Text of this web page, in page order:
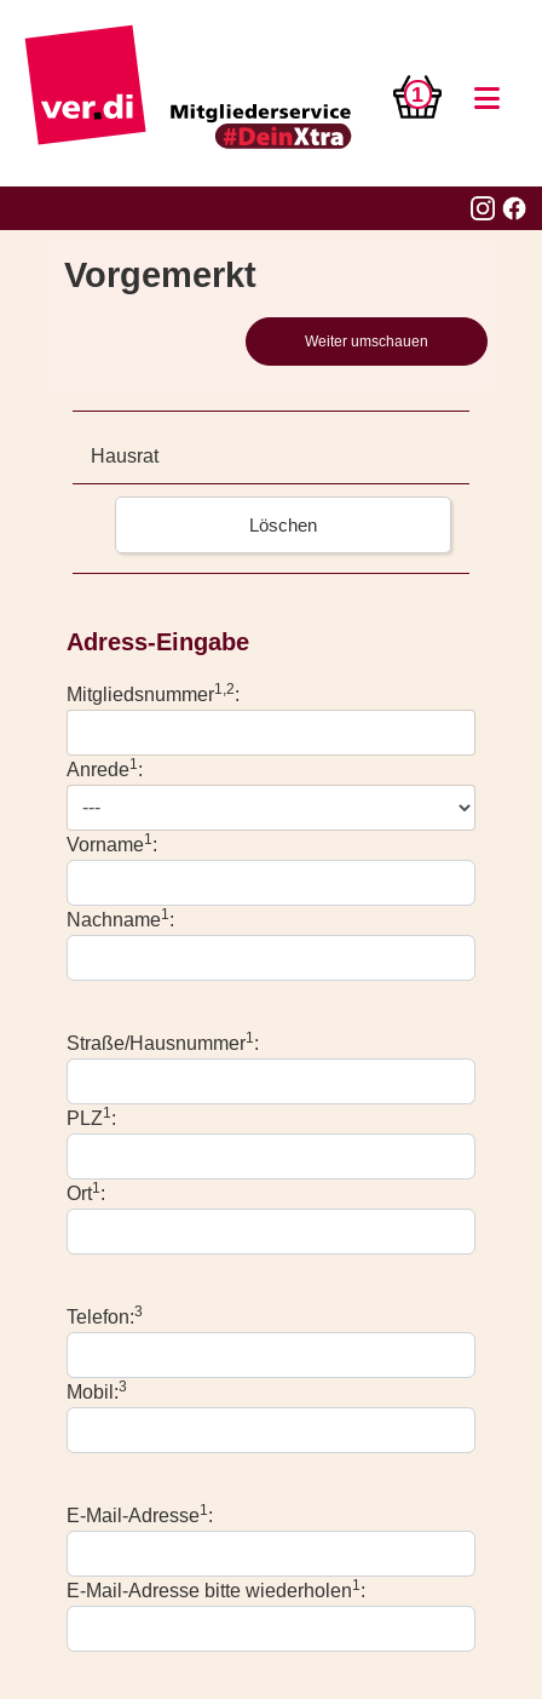
1
Vorgemerkt
Weiter umschauen
Hausrat
Löschen
Adress-Eingabe
Mitgliedsnummer1,2:
Anrede1:
Vorname1:
Nachname1:
Straße/Hausnummer1:
PLZ1:
Ort1:
Telefon:3
Mobil:3
E-Mail-Adresse1:
E-Mail-Adresse bitte wiederholen1: